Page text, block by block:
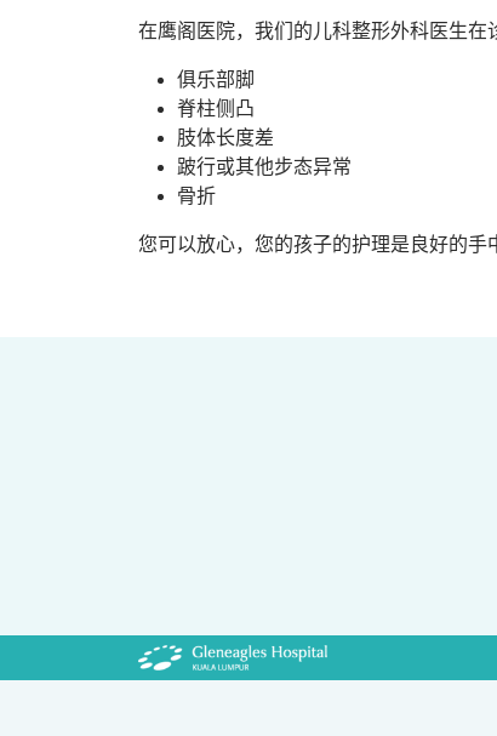
在鹰阁医院，我们的儿科整形外科医生在
俱乐部脚
脊柱侧凸
肢体长度差
跛行或其他步态异常
骨折
您可以放心，您的孩子的护理是良好的